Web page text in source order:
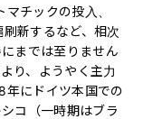
チックの投入、
新するなど、相次
までは至りません
り、ようやく主力
年にドイツ本国での
コ（一時期はブラ